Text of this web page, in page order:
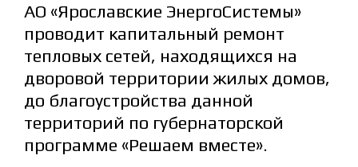
АО «Ярославские ЭнергоСистемы»
проводит капитальный ремонт
тепловых сетей, находящихся на
дворовой территории жилых домов,
до благоустройства данной
территорий по губернаторской
программе «Решаем вместе».